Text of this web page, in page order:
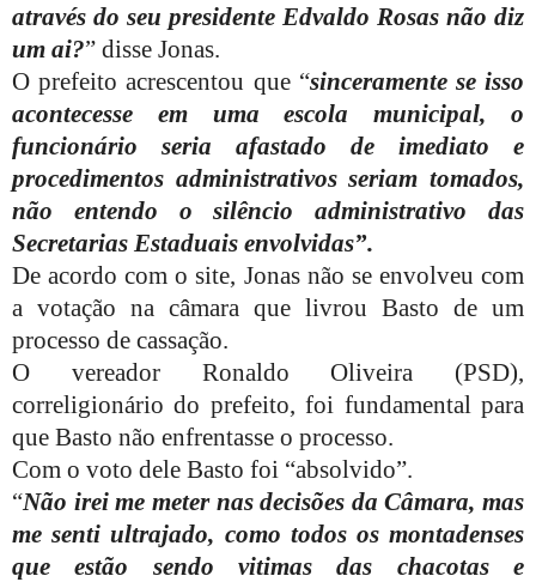
através do seu presidente Edvaldo Rosas não diz
um ai?” disse Jonas.
O prefeito acrescentou que “sinceramente se isso
acontecesse em uma escola municipal, o
funcionário seria afastado de imediato e
procedimentos administrativos seriam tomados,
não entendo o silêncio administrativo das
Secretarias Estaduais envolvidas”.
De acordo com o site, Jonas não se envolveu com
a votação na câmara que livrou Basto de um
processo de cassação.
O vereador Ronaldo Oliveira (PSD),
correligionário do prefeito, foi fundamental para
que Basto não enfrentasse o processo.
Com o voto dele Basto foi “absolvido”.
“Não irei me meter nas decisões da Câmara, mas
me senti ultrajado, como todos os montadenses
que estão sendo vitimas das chacotas e